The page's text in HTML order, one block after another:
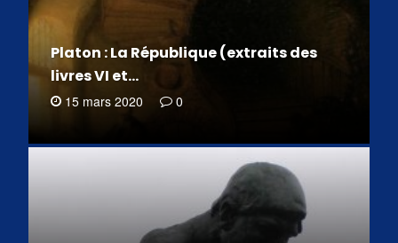
Platon : La République (extraits des
livres VI et…
15 mars 2020 0